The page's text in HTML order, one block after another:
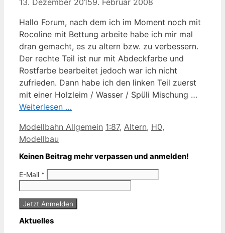
Hallo Forum, nach dem ich im Moment noch mit
Rocoline mit Bettung arbeite habe ich mir mal
dran gemacht, es zu altern bzw. zu verbessern.
Der rechte Teil ist nur mit Abdeckfarbe und
Rostfarbe bearbeitet jedoch war ich nicht
zufrieden. Dann habe ich den linken Teil zuerst
mit einer Holzleim / Wasser / Spüli Mischung …
Weiterlesen …
Kategorien
Modellbahn Allgemein Schlagwörter
1:87, Altern, H0,
Modellbau
Keinen Beitrag mehr verpassen und anmelden!
E-Mail *
Aktuelles